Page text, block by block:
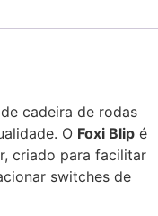
cadeira de rodas
O Foxi Blip é
criado para facilitar
switches de